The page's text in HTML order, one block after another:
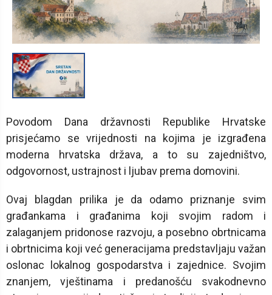
/1
Povodom Dana državnosti Republike Hrvatske
prisjećamo se vrijednosti na kojima je izgrađena
moderna hrvatska država, a to su zajedništvo,
odgovornost, ustrajnost i ljubav prema domovini.
Ovaj blagdan prilika je da odamo priznanje svim
građankama i građanima koji svojim radom i
zalaganjem pridonose razvoju, a posebno obrtnicama
i obrtnicima koji već generacijama predstavljaju važan
oslonac lokalnog gospodarstva i zajednice. Svojim
znanjem, vještinama i predanošću svakodnevno